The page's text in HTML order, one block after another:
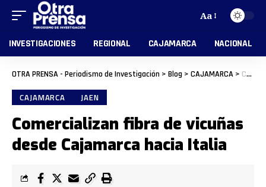
Aa
INVESTIGACIONES REGIONAL CAJAMARCA NACIONAL
OTRA PRENSA - Periodismo de Investigación > Blog > CAJAMARCA > Comercializan fibra de vicuñas desde Cajamarca hacia Italia
CAJAMARCA JAEN
Comercializan fibra de vicuñas
desde Cajamarca hacia Italia